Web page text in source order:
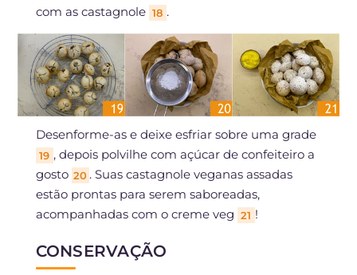
com as castagnole 18 .
Desenforme-as e deixe esfriar sobre uma grade
19 , depois polvilhe com açúcar de confeiteiro a
gosto 20 . Suas castagnole veganas assadas
estão prontas para serem saboreadas,
acompanhadas com o creme veg 21 !
CONSERVAÇÃO